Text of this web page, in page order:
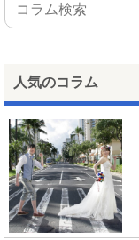
人気のコラム